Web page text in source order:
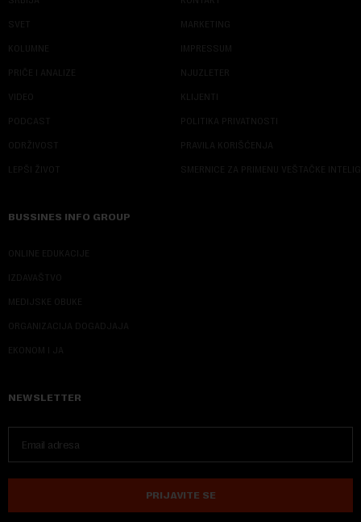
SVET
KOLUMNE
PRIČE I ANALIZE
VIDEO
PODCAST
ODRŽIVOST
LEPŠI ŽIVOT
MARKETING
IMPRESSUM
NJUZLETER
KLIJENTI
POLITIKA PRIVATNOSTI
PRAVILA KORIŠĆENJA
SMERNICE ZA PRIMENU VEŠTAČKE
BUSSINES INFO GROUP
ONLINE EDUKACIJE
IZDAVAŠTVO
MEDIJSKE OBUKE
ORGANIZACIJA DOGADJAJA
EKONOM I JA
NEWSLETTER
PRIJAVITE SE